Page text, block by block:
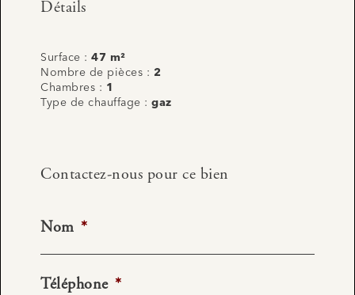
Détails
Surface : 47 m²
Nombre de pièces : 2
Chambres : 1
Type de chauffage : gaz
Contactez-nous pour ce bien
Nom *
Téléphone *